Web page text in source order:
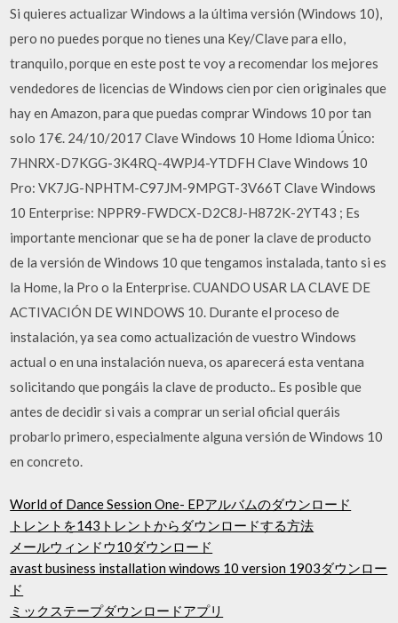
Si quieres actualizar Windows a la última versión (Windows 10),
pero no puedes porque no tienes una Key/Clave para ello,
tranquilo, porque en este post te voy a recomendar los mejores
vendedores de licencias de Windows cien por cien originales que
hay en Amazon, para que puedas comprar Windows 10 por tan
solo 17€. 24/10/2017 Clave Windows 10 Home Idioma Único:
7HNRX-D7KGG-3K4RQ-4WPJ4-YTDFH Clave Windows 10
Pro: VK7JG-NPHTM-C97JM-9MPGT-3V66T Clave Windows
10 Enterprise: NPPR9-FWDCX-D2C8J-H872K-2YT43 ; Es
importante mencionar que se ha de poner la clave de producto
de la versión de Windows 10 que tengamos instalada, tanto si es
la Home, la Pro o la Enterprise. CUANDO USAR LA CLAVE DE
ACTIVACIÓN DE WINDOWS 10. Durante el proceso de
instalación, ya sea como actualización de vuestro Windows
actual o en una instalación nueva, os aparecerá esta ventana
solicitando que pongáis la clave de producto.. Es posible que
antes de decidir si vais a comprar un serial oficial queráis
probarlo primero, especialmente alguna versión de Windows 10
en concreto.
World of Dance Session One- EPアルバムのダウンロード
トレントを143トレントからダウンロードする方法
メールウィンドウ10ダウンロード
avast business installation windows 10 version 1903ダウンロー
ド
ミックステープダウンロードアプリ